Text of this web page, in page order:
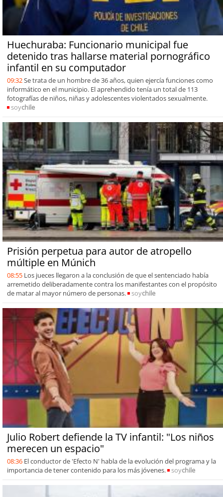
Huechuraba: Funcionario municipal fue
detenido tras hallarse material pornográfico
infantil en su computador
09:32Se trata de un hombre de 36 años, quien ejercía funciones como
informático en el municipio. El aprehendido tenía un total de 113
fotografías de niños, niñas y adolescentes violentados sexualmente.
soychile
Prisión perpetua para autor de atropello
múltiple en Múnich
08:55 Los jueces llegaron a la conclusión de que el sentenciado había
arremetido deliberadamente contra los manifestantes con el propósito
de matar al mayor número de personas.
soychile
Julio Robert defiende la TV infantil: "Los niños
merecen un espacio"
08:36 El conductor de 'Efecto N' habla de la evolución del programa y la
importancia de tener contenido para los más jóvenes.
soychile